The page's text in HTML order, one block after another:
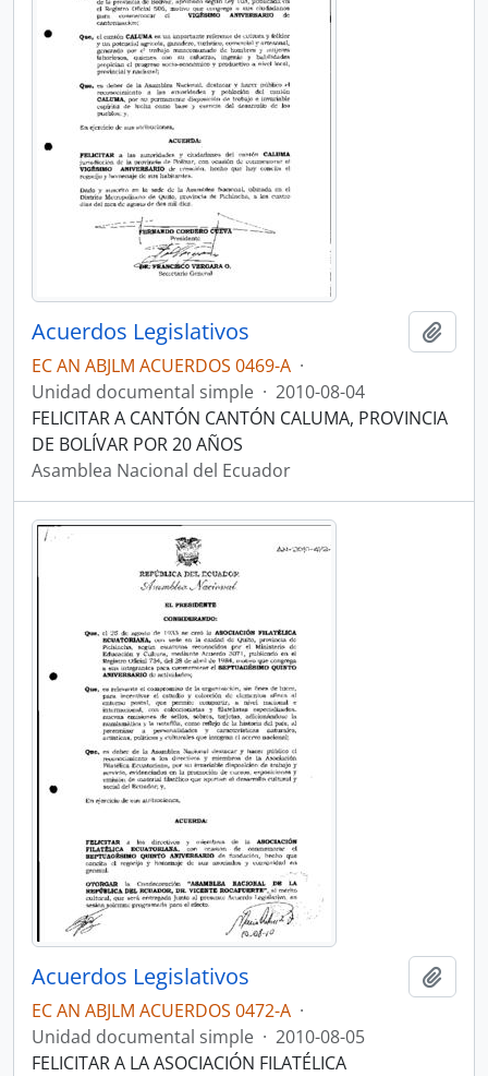
Acuerdos Legislativos
EC AN ABJLM ACUERDOS 0469-A ·
Unidad documental simple · 2010-08-04
FELICITAR A CANTÓN CANTÓN CALUMA, PROVINCIA
DE BOLÍVAR POR 20 AÑOS
Asamblea Nacional del Ecuador
Acuerdos Legislativos
EC AN ABJLM ACUERDOS 0472-A ·
Unidad documental simple · 2010-08-05
FELICITAR A LA ASOCIACIÓN FILATÉLICA